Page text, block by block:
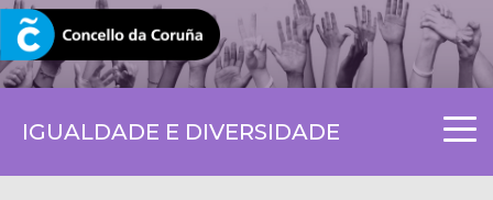
IGUALDADE E DIVERSIDADE
CORUNA.GAL